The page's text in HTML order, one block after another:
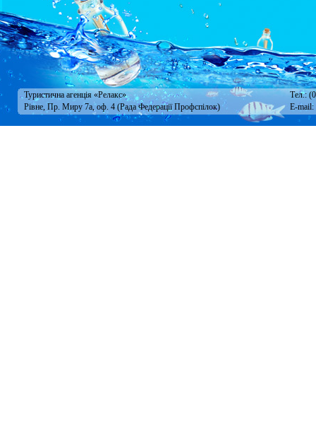
Туристична агенція «Релакс»
Тел.:
Рівне, Пр. Миру 7а, оф. 4 (Рада Федерації Профспілок)
E-mail: